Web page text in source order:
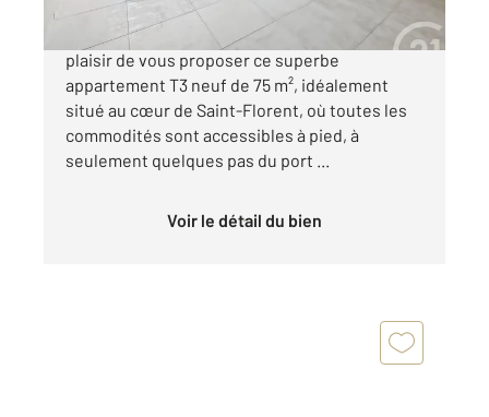
Votre agence Century 21 Dary Immobilier a le
plaisir de vous proposer ce superbe
appartement T3 neuf de 75 m², idéalement
situé au cœur de Saint-Florent, où toutes les
commodités sont accessibles à pied, à
seulement quelques pas du port ...
Voir le détail du bien